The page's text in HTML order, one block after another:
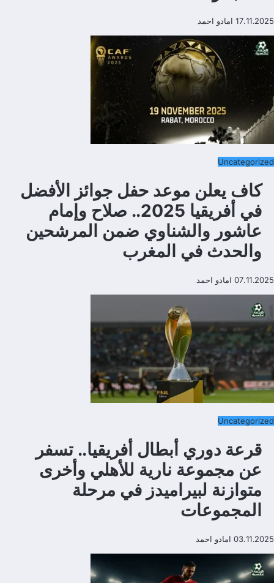
17.11.2025 امادو احمد
Uncategorized
كاف يعلن موعد حفل جوائز الأفضل
في أفريقيا 2025.. صلاح وإمام
عاشور والشناوي ضمن المرشحين
والحدث في المغرب
07.11.2025 امادو احمد
Uncategorized
قرعة دوري أبطال أفريقيا.. تسفر
عن مجموعة نارية للأهلي وأخرى
متوازنة لبيراميدز في مرحلة
المجموعات
03.11.2025 امادو احمد